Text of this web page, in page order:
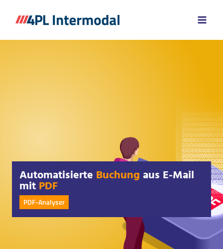
Inhalt
Automatisierte Buchungaus E-Mail
mitPDF
PDF-Analyser